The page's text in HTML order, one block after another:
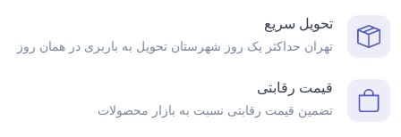
تحویل سریع
تهران حداکثر یک روز شهرستان تحویل به باربری در همان روز
قیمت رقابتی
تضمین قیمت رقابتی نسبت به بازار محصولات